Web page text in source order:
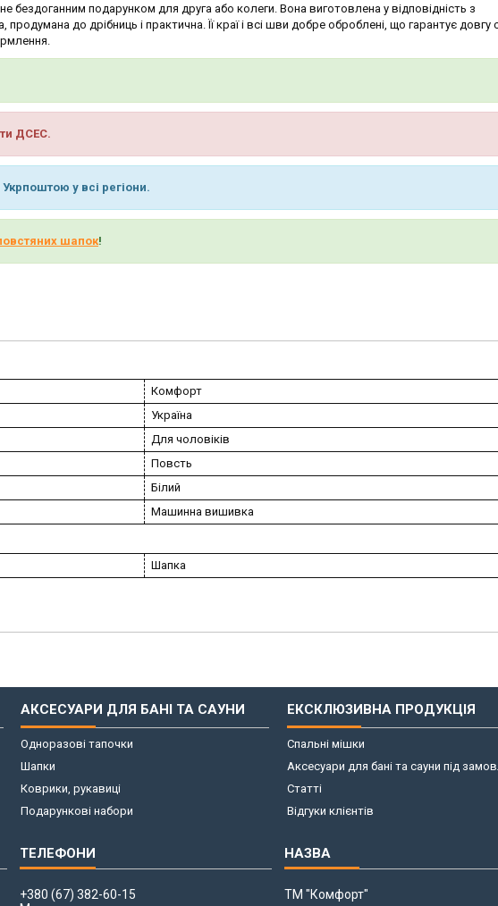
бездоганним подарунком для друга або колеги. Вона виготовлена у відповідність з
до дрібниць і практична. Її краї і всі шви добре оброблені, що гарантує довгу
ДСЕС.
у всі регіони.
шапок!
Комфорт
Україна
Для чоловіків
Повсть
Білий
Машинна вишивка
Шапка
АКСЕСУАРИ ДЛЯ БАНІ ТА САУНИ
Одноразові тапочки
Шапки
Коврики, рукавиці
Подарункові набори
ЕКСКЛЮЗИВНА ПРОДУКЦІЯ
Спальні мішки
Аксесуари для бані та сауни під
Статті
Відгуки клієнтів
+380 (67) 382-60-15
ТМ "Комфорт"